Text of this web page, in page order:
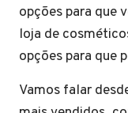
opções para que
loja de
opções para que
Vamos falar